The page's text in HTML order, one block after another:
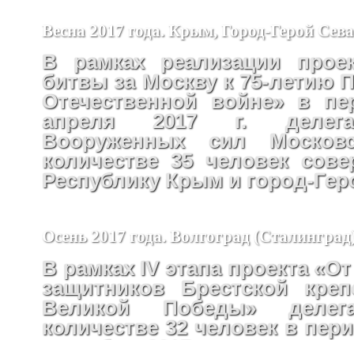
Весна 2017 года. Крым, Город-Герой
В рамках реализации
битвы за Москву к 75-летию
Отечественной войне» в
апреля 2017 г.
Вооруженных сил
количестве 35 человек
Республику Крым и город-
Осень 2017 года. Волгоград
В рамках IV этапа проекта
защитников Брестской
Великой Победы»
количестве 32 человек в